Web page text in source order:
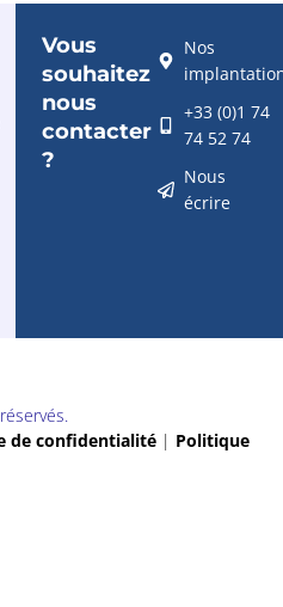
Vous
souhaitez
nous
contacter
?
Nos
+33 (0)1 74
74 52 74
Nous
écrire
de confidentialité | Politique